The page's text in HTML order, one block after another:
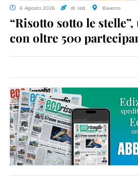
6 Agosto 2026 di red. Baveno
“Risotto sotto le
con oltre 500